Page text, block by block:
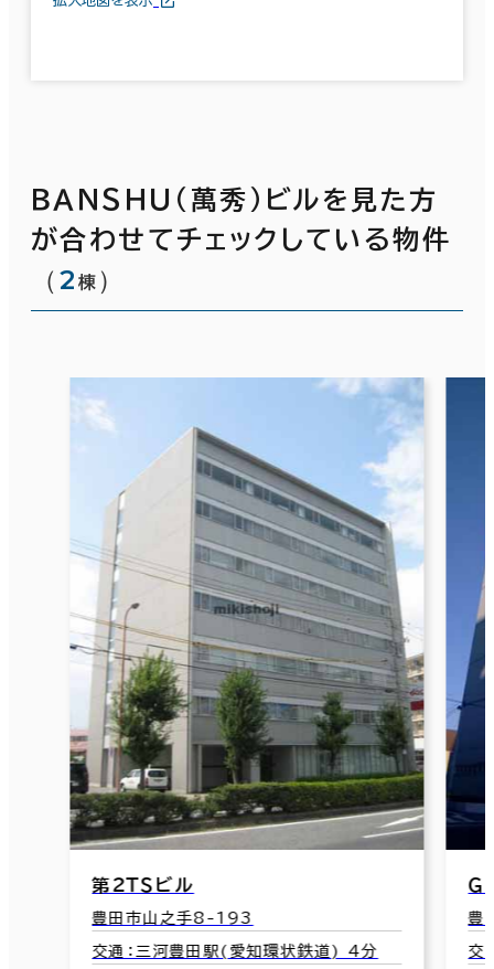
ＢＡＮＳＨＵ（萬秀）ビルを見た方
が合わせてチェックしている物件
（2 棟 ）
第２ＴＳビル
豊田市山之手8-193
交通：三河豊田駅(愛知環状鉄道) 4分
Ｇ
豊
交